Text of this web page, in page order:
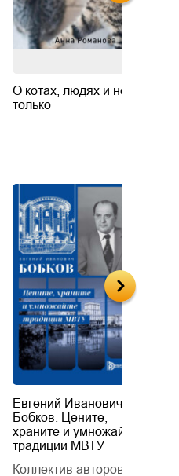
О котах, людях и не
только
Евгений Иванович
Бобков. Цените,
храните и умножайте
традиции МВТУ
Коллектив авторов